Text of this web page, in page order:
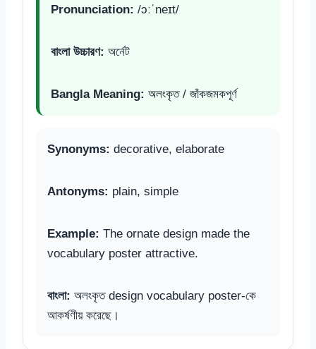
Pronunciation: /ɔːˈneɪt/
বাংলা উচ্চারণ: অর্নেট
Bangla Meaning: অলংকৃত / জাঁকজমকপূর্ণ
Synonyms: decorative, elaborate
Antonyms: plain, simple
Example: The ornate design made the
vocabulary poster attractive.
বাংলা: অলংকৃত design vocabulary poster-কে
আকর্ষণীয় করেছে।